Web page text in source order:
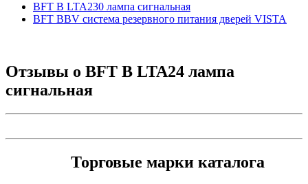
BFT B LTA230 лампа сигнальная
BFT BBV система резервного питания дверей VISTA
Отзывы о BFT B LTA24 лампа
сигнальная
Торговые марки каталога